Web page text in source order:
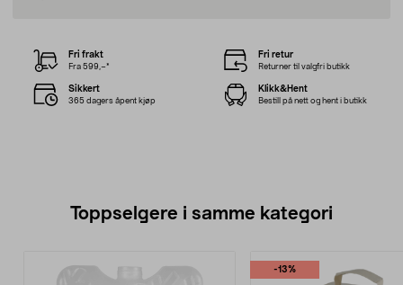
Fri frakt
Fra 599,–*
Fri retur
Returner til valgfri butikk
Sikkert
365 dagers åpent kjøp
Klikk&Hent
Bestill på nett og hent i butikk
Toppselgere i samme kategori
-13%